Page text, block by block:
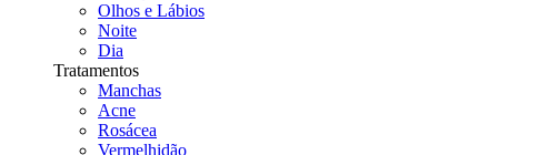
Olhos e Lábios
Noite
Dia
Tratamentos
Manchas
Acne
Rosácea
Vermelhidão